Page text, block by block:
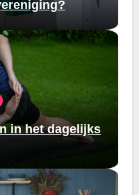
in het dagelijks